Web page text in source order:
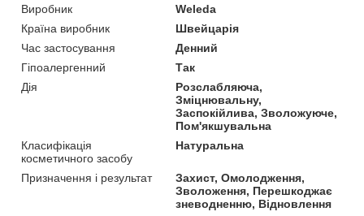
Виробник
Weleda
Країна виробник
Швейцарія
Час застосування
Денний
Гіпоалергенний
Так
Дія
Розслабляюча,
Зміцнювальну,
Заспокійлива, Зволожуюче,
Пом'якшувальна
Класифікація
косметичного засобу
Натуральна
Призначення і результат
Захист, Омолодження,
Зволоження, Перешкоджає
зневодненню, Відновлення